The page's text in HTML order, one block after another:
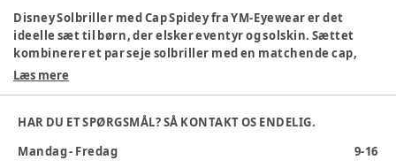
Disney Solbriller med Cap Spidey fra YM-Eyewear er det
ideelle sæt til børn, der elsker eventyr og solskin. Sættet
kombinerer et par seje solbriller med en matchende cap,
begge prydet med det populære Spidey-motiv fra Disney-
direkte sollys. Det gør sættet perfekt til både strandture,
farverige og sjove design vil børn elske at tage sættet på, og
Læs mere
HAR DU ET SPØRGSMÅL? SÅ KONTAKT OS ENDELIG.
Mandag - Fredag
9-16